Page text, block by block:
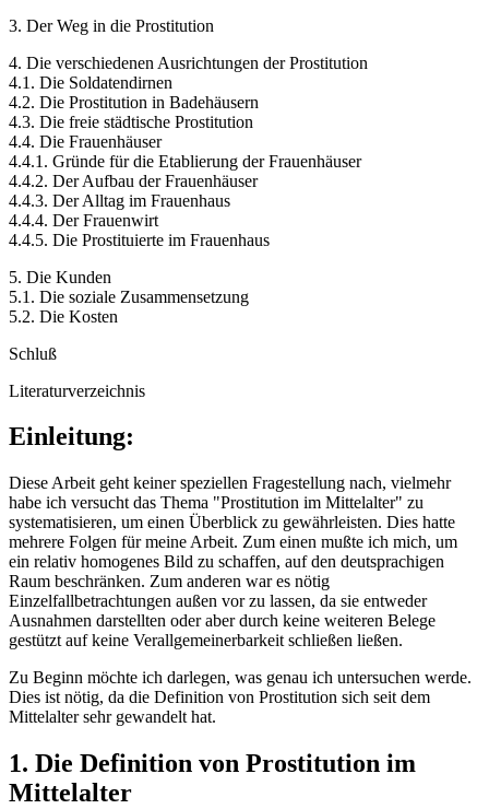
3. Der Weg in die Prostitution
4. Die verschiedenen Ausrichtungen der Prostitution
4.1. Die Soldatendirnen
4.2. Die Prostitution in Badehäusern
4.3. Die freie städtische Prostitution
4.4. Die Frauenhäuser
4.4.1. Gründe für die Etablierung der Frauenhäuser
4.4.2. Der Aufbau der Frauenhäuser
4.4.3. Der Alltag im Frauenhaus
4.4.4. Der Frauenwirt
4.4.5. Die Prostituierte im Frauenhaus
5. Die Kunden
5.1. Die soziale Zusammensetzung
5.2. Die Kosten
Schluß
Literaturverzeichnis
Einleitung:
Diese Arbeit geht keiner speziellen Fragestellung nach, vielmehr
habe ich versucht das Thema "Prostitution im Mittelalter" zu
systematisieren, um einen Überblick zu gewährleisten. Dies hatte
mehrere Folgen für meine Arbeit. Zum einen mußte ich mich, um
ein relativ homogenes Bild zu schaffen, auf den deutsprachigen
Raum beschränken. Zum anderen war es nötig
Einzelfallbetrachtungen außen vor zu lassen, da sie entweder
Ausnahmen darstellten oder aber durch keine weiteren Belege
gestützt auf keine Verallgemeinerbarkeit schließen ließen.
Zu Beginn möchte ich darlegen, was genau ich untersuchen werde.
Dies ist nötig, da die Definition von Prostitution sich seit dem
Mittelalter sehr gewandelt hat.
1. Die Definition von Prostitution im
Mittelalter